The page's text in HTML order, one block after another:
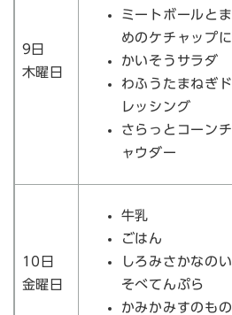
9日
木曜日
ミートボールとま
めのケチャップに
かいそうサラダ
わふうたまねぎド
レッシング
さらっとコーンチ
ャウダー
10日
金曜日
牛乳
ごはん
しろみさかなのい
そべてんぷら
かみかみすのもの